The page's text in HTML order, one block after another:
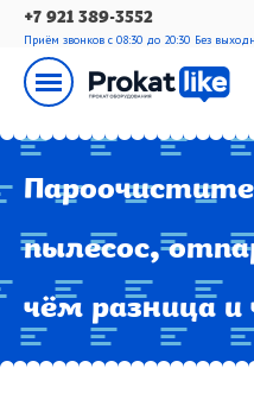
+7 921 389-3552
Приём звонков с 08:30 до 20:30 Без
пылесос,
чём разница